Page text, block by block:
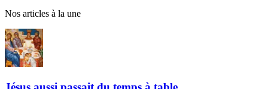
Nos articles à la une